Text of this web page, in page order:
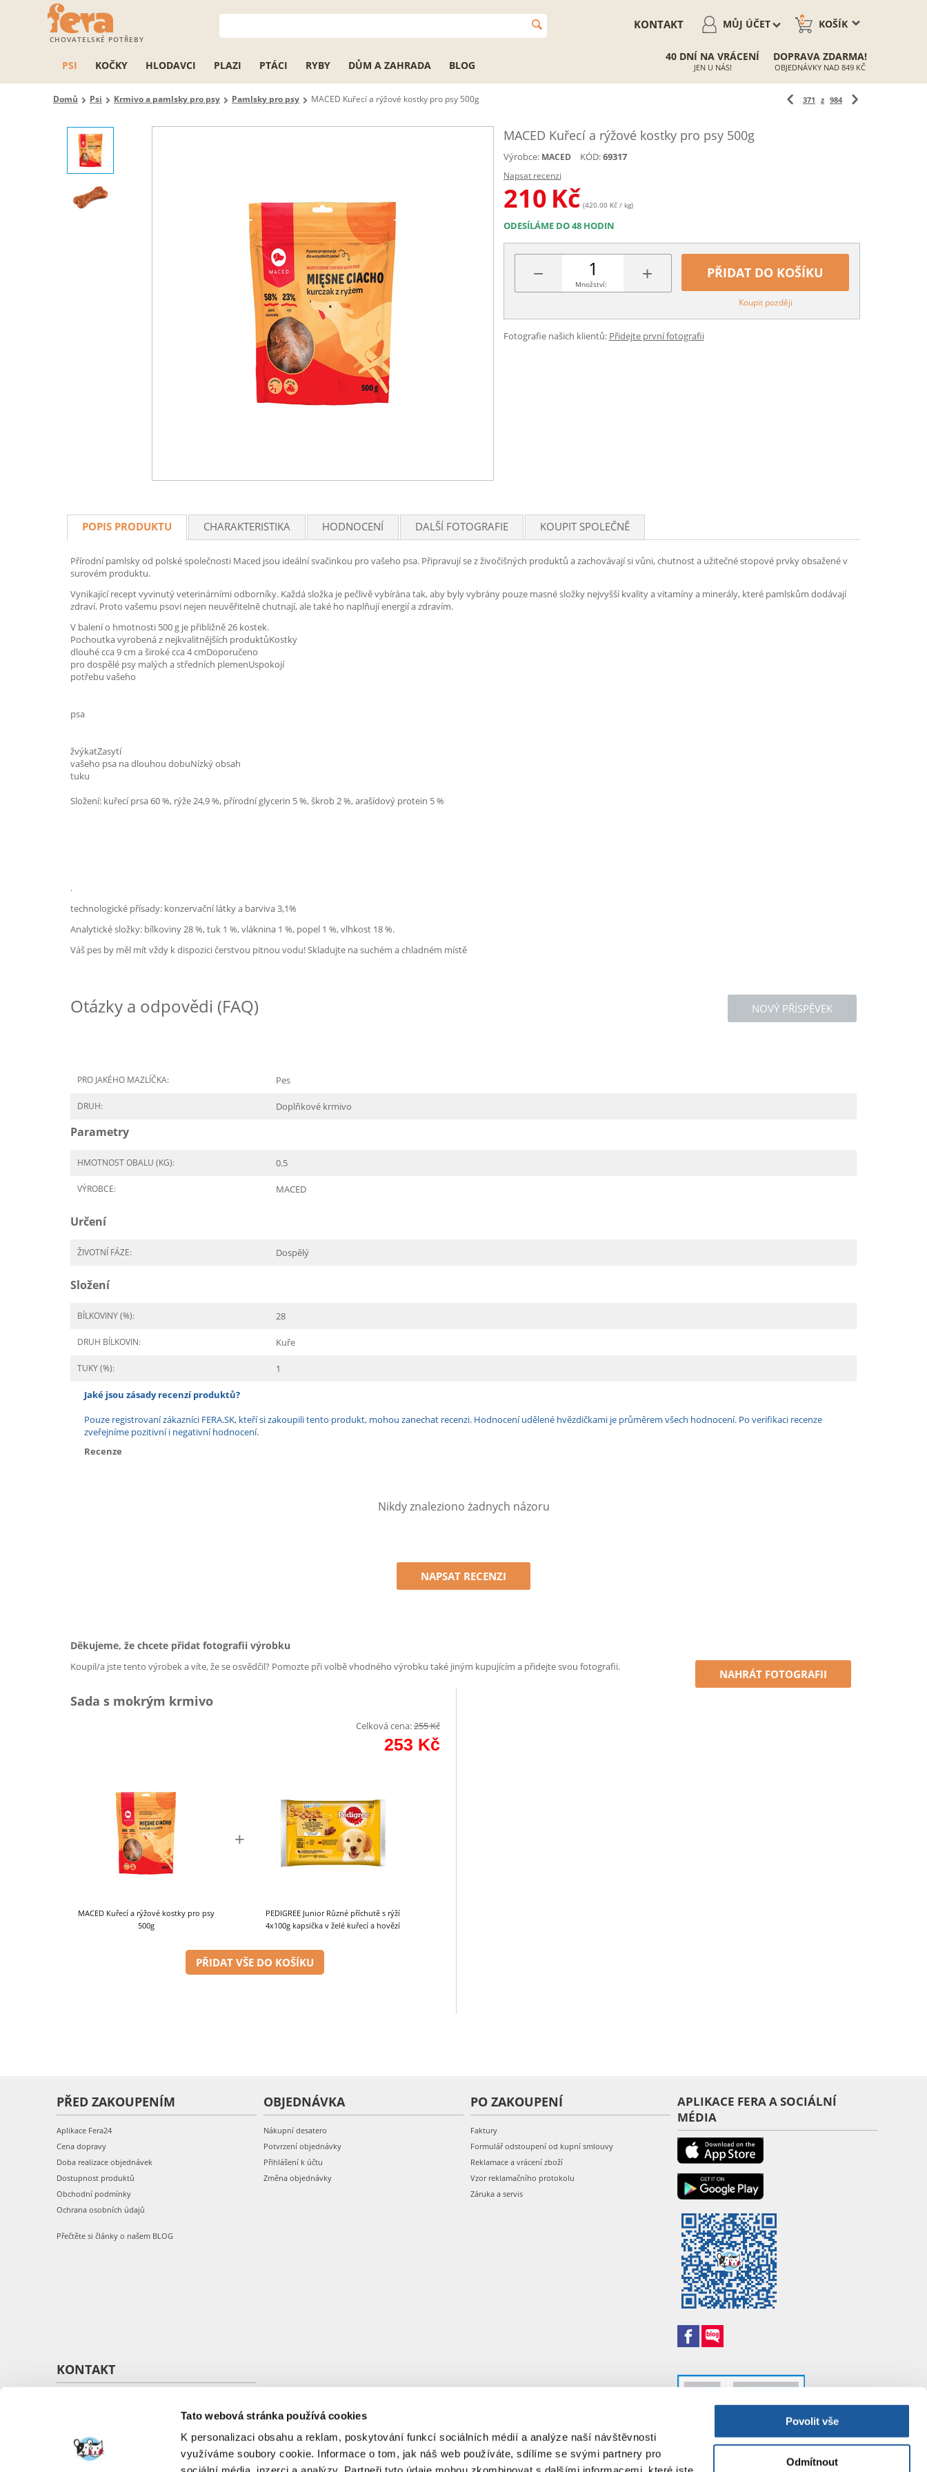
Tato webová stránka používá cookies
K personalizaci obsahu a reklam, poskytování funkcí sociálních médií a analýze naší návštěvnosti
využíváme soubory cookie. Informace o tom, jak náš web používáte, sdílíme se svými partnery pro
Povolit vše
Odmítnout
CHOVATELSKÉ POTŘEBY
KOŠÍK
0
MŮJ ÚČET
KONTAKT
PSI KOČKY HLODAVCI PLAZI PTÁCI RYBY DŮM A ZAHRADA BLOG
40 DNÍ NA VRÁCENÍ
JEN U NÁS!
DOPRAVA ZDARMA!
OBJEDNÁVKY NAD 849 KČ
Domů Psi Krmivo a pamlsky pro psy Pamlsky pro psy MACED Kuřecí a rýžové kostky pro psy 500g 371 z 984
MACED Kuřecí a rýžové kostky pro psy 500g
Výrobce: MACED KÓD:69317
Napsat recenzi
210 Kč (420.00 Kč / kg)
ODESÍLÁME DO 48 HODIN
− +
Množství:
PŘIDAT DO KOŠÍKU
Koupit později
Fotografie našich klientů: Přidejte první fotografii
POPIS PRODUKTU CHARAKTERISTIKA HODNOCENÍ DALŠÍ FOTOGRAFIE KOUPIT SPOLEČNĚ
Přírodní pamlsky od polské společnosti Maced jsou ideální svačinkou pro vašeho psa. Připravují se z živočišných produktů a zachovávají si vůni, chutnost a užitečné stopové prvky obsažené v
surovém produktu.
Vynikající recept vyvinutý veterinárními odborníky. Každá složka je pečlivě vybírána tak, aby byly vybrány pouze masné složky nejvyšší kvality a vitamíny a minerály, které pamlskům dodávají
zdraví. Proto vašemu psovi nejen neuvěřitelně chutnají, ale také ho naplňují energií a zdravím.
V balení o hmotnosti 500 g je přibližně 26 kostek.
Pochoutka vyrobená z nejkvalitnějších produktůKostky
dlouhé cca 9 cm a široké cca 4 cmDoporučeno
pro dospělé psy malých a středních plemenUspokojí
potřebu vašeho
psa
žvýkatZasytí
vašeho psa na dlouhou dobuNízký obsah
tuku
Složení: kuřecí prsa 60 %, rýže 24,9 %, přírodní glycerin 5 %, škrob 2 %, arašídový protein 5 %
.
technologické přísady: konzervační látky a barviva 3,1%
Analytické složky: bílkoviny 28 %, tuk 1 %, vláknina 1 %, popel 1 %, vlhkost 18 %.
Váš pes by měl mít vždy k dispozici čerstvou pitnou vodu! Skladujte na suchém a chladném místě
NOVÝ PŘÍSPĚVEK
Otázky a odpovědi (FAQ)
PRO JAKÉHO MAZLÍČKA: Pes
DRUH: Doplňkové krmivo
Parametry
HMOTNOST OBALU (KG): 0.5
VÝROBCE: MACED
Určení
ŽIVOTNÍ FÁZE: Dospělý
Složení
BÍLKOVINY (%): 28
DRUH BÍLKOVIN: Kuře
TUKY (%): 1
Jaké jsou zásady recenzí produktů?
Pouze registrovaní zákazníci FERA.SK, kteří si zakoupili tento produkt, mohou zanechat recenzi. Hodnocení udělené hvězdičkami je průměrem všech hodnocení. Po verifikaci recenze
zveřejníme pozitivní i negativní hodnocení.
Recenze
Nikdy znaleziono żadnych názoru
NAPSAT RECENZI
Děkujeme, že chcete přidat fotografii výrobku
Koupil/a jste tento výrobek a víte, že se osvědčil? Pomozte při volbě vhodného výrobku také jiným kupujícím a přidejte svou fotografii.
NAHRÁT FOTOGRAFII
Sada s mokrým krmivo
Celková cena:255Kč
253 Kč
MACED Kuřecí a rýžové kostky pro psy
500g
+
PEDIGREE Junior Různé příchutě s rýží
4x100g kapsička v želé kuřecí a hovězí
PŘIDAT VŠE DO KOŠÍKU
PŘED ZAKOUPENÍM
Aplikace Fera24
Cena dopravy
Doba realizace objednávek
Dostupnost produktů
Obchodní podmínky
Ochrana osobních údajů
Přečtěte si články o našem BLOG
OBJEDNÁVKA
Nákupní desatero
Potvrzení objednávky
Přihlášení k účtu
Změna objednávky
PO ZAKOUPENÍ
Faktury
Formulář odstoupení od kupní smlouvy
Reklamace a vrácení zboží
Vzor reklamačního protokolu
Záruka a servis
APLIKACE FERA A SOCIÁLNÍ
MÉDIA
KONTAKT